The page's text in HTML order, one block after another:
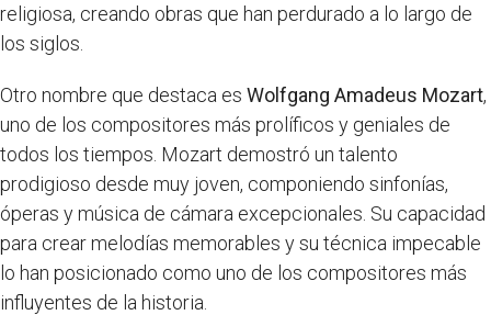
religiosa, creando obras que han perdurado a lo largo de
los siglos.
Otro nombre que destaca es Wolfgang Amadeus Mozart,
uno de los compositores más prolíficos y geniales de
todos los tiempos. Mozart demostró un talento
prodigioso desde muy joven, componiendo sinfonías,
óperas y música de cámara excepcionales. Su capacidad
para crear melodías memorables y su técnica impecable
lo han posicionado como uno de los compositores más
influyentes de la historia.